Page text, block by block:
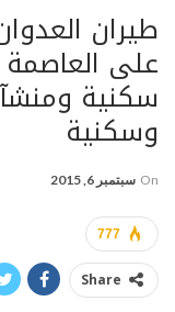
طيران
على
سكنية
وسكنية
On سبتمبر 6, 2015
777
Share